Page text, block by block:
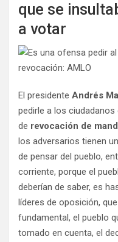
que se
a votar
El presidente Andrés
pedirle a los
de revocación de
los adversarios tienen
de pensar del pueblo,
corriente, porque el
deberían de saber, es
líderes de oposición,
fundamental, el pueblo
tomado en cuenta, el